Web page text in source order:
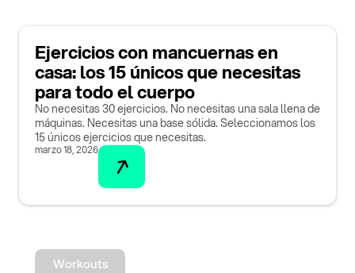
Ejercicios con mancuernas en
casa: los 15 únicos que necesitas
para todo el cuerpo
No necesitas 30 ejercicios. No necesitas una sala llena de
máquinas. Necesitas una base sólida. Seleccionamos los
15 únicos ejercicios que necesitas.
marzo 18, 2026
Workouts